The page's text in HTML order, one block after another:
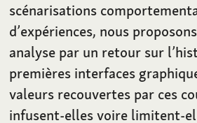
scénarisations
d’expériences, nous
analyse par un retour sur
premières interfaces
valeurs recouvertes par ces
infusent-elles voire limitent-